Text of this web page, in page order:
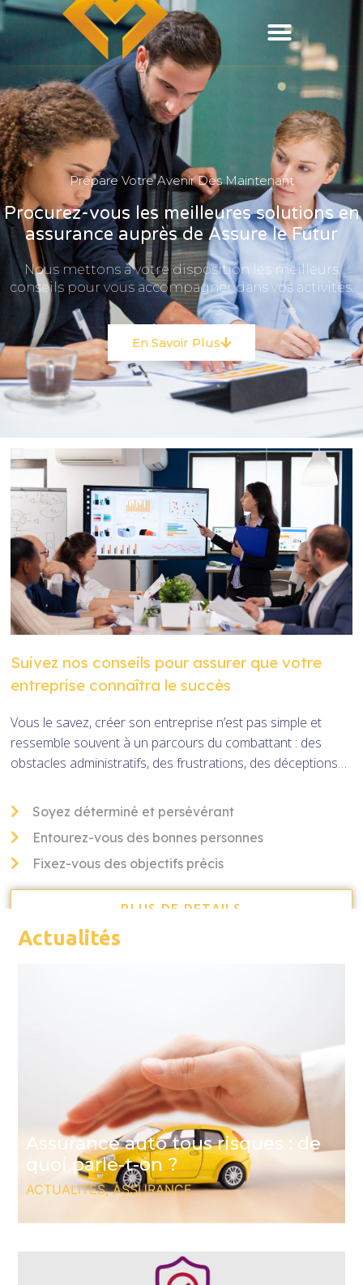
Prépare Votre Avenir Dès Maintenant
Procurez-vous les meilleures solutions en
assurance auprès de Assure le Futur
Nous mettons à votre disposition les meilleurs
conseils pour vous accompagner dans vos activités.
En Savoir Plus
Suivez nos conseils pour assurer que votre
entreprise connaîtra le succès
Vous le savez, créer son entreprise n’est pas simple et
ressemble souvent à un parcours du combattant : des
obstacles administratifs, des frustrations, des déceptions…
Soyez déterminé et persévérant
Entourez-vous des bonnes personnes
Fixez-vous des objectifs précis
PLUS DE DETAILS
Actualités
Assurance auto tous risques : de
quoi parle-t-on ?
ACTUALITÉS,ASSURANCE